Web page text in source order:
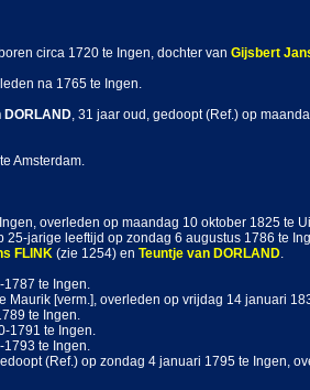
circa 1720 te Ingen, dochter van Gijsbert
na 1765 te Ingen.
DORLAND, 31 jaar oud, gedoopt (Ref.) op
Amsterdam.
overleden op maandag 10 oktober 1825 te
jarige leeftijd op zondag 6 augustus 1786 te
FLINK (zie 1254) en Teuntje van DORLAND.
te Ingen.
Maurik [verm.], overleden op vrijdag 14 januari
te Ingen.
1791 te Ingen.
te Ingen.
(Ref.) op zondag 4 januari 1795 te Ingen,